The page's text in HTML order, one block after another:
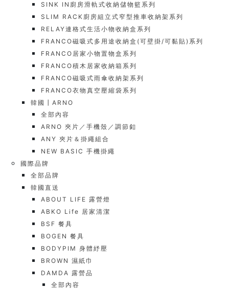
SINK IN廚房滑軌式收納儲物籃系列
SLIM RACK廚房組立式窄型推車收納架系列
RELAY連格式生活小物收納盒系列
FRANCO磁吸式多用途收納盒(可壁掛/可黏貼)系列
FRANCO居家小物置物盒系列
FRANCO積木居家收納箱系列
FRANCO磁吸式雨傘收納架系列
FRANCO衣物真空壓縮袋系列
韓國┃ARNO
全部內容
ARNO 夾片／手機殼／調節釦
ANY 夾片＆掛繩組合
NEW BASIC 手機掛繩
國際品牌
全部品牌
韓國直送
ABOUT LIFE 露營燈
ABKO Life 居家清潔
BSF 餐具
BOGEN 餐具
BODYPIM 身體紓壓
BROWN 濕紙巾
DAMDA 露營品
全部內容